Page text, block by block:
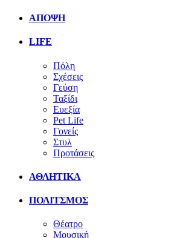
ΑΠΟΨΗ
LIFE
Πόλη
Σχέσεις
Γεύση
Ταξίδι
Ευεξία
Pet Life
Γονείς
Στυλ
Προτάσεις
ΑΘΛΗΤΙΚΑ
ΠΟΛΙΤΣΜΟΣ
Θέατρο
Μουσική